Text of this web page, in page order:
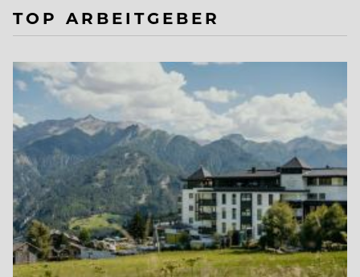
TOP ARBEITGEBER